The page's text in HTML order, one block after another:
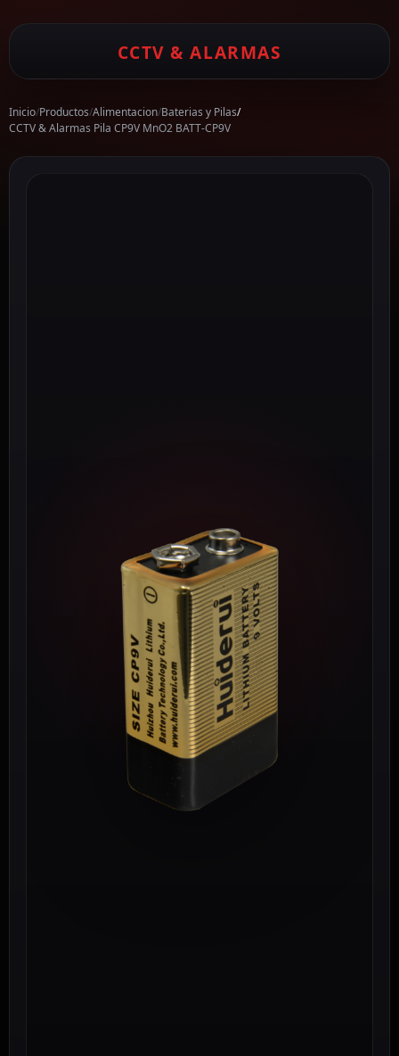
CCTV & ALARMAS
Inicio/Productos/Alimentacion/Baterias y Pilas/
CCTV & Alarmas Pila CP9V MnO2 BATT-CP9V